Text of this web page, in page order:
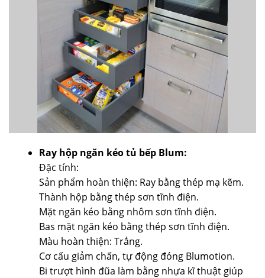
Ray hộp ngăn kéo tủ bếp Blum:
Đặc tính:
Sản phẩm hoàn thiện: Ray bằng thép mạ kẽm.
Thành hộp bằng thép sơn tĩnh điện.
Mặt ngăn kéo bằng nhôm sơn tĩnh điện.
Bas mặt ngăn kéo bằng thép sơn tĩnh điện.
Màu hoàn thiện: Trắng.
Cơ cấu giảm chấn, tự động đóng Blumotion.
Bi trượt hình đũa làm bằng nhựa kĩ thuật giúp